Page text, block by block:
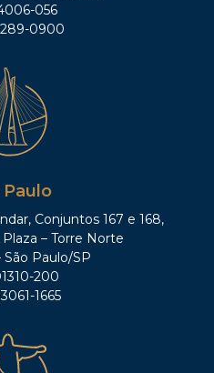
056
0900
Paulo
Conjuntos 167 e 168,
– Torre Norte
São Paulo/SP
200
1665